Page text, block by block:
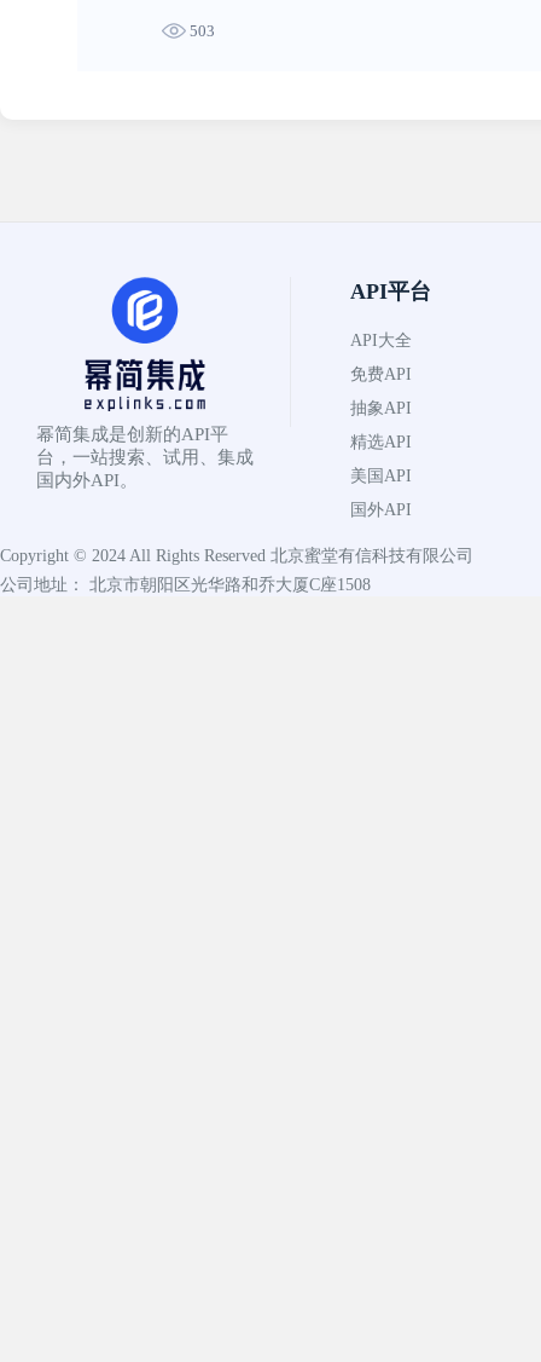
503
幂简集成是创新的API平
台，一站搜索、试用、集成
国内外API。
API平台
API大全
免费API
抽象API
精选API
美国API
国外API
Copyright © 2024 All Rights Reserved 北京蜜堂有信科技有限公司
公司地址： 北京市朝阳区光华路和乔大厦C座1508